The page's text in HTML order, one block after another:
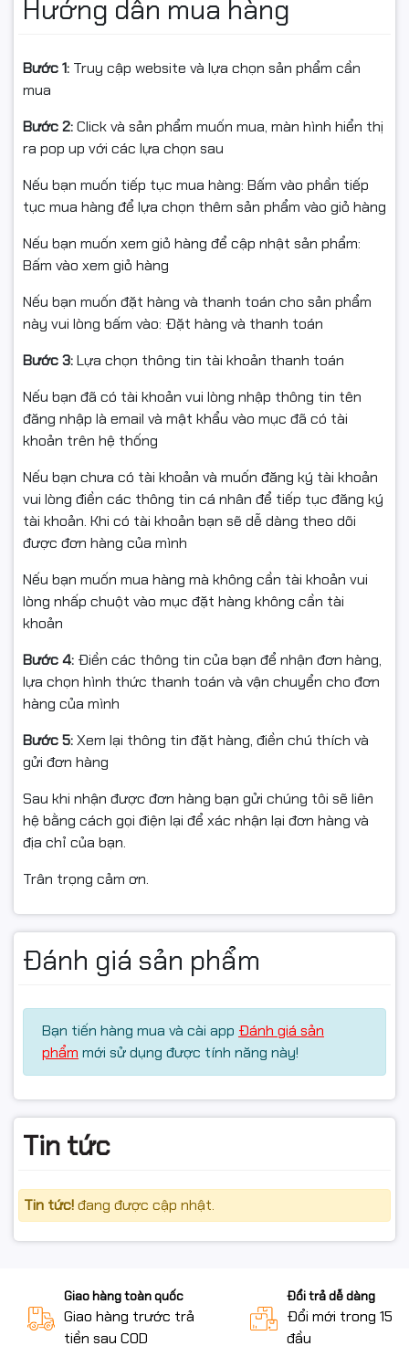
Hướng dẫn mua hàng
Bước 1: Truy cập website và lựa chọn sản phẩm cần
mua
Bước 2:Click và sản phẩm muốn mua, màn hình hiển thị
ra pop up với các lựa chọn sau
Nếu bạn muốn tiếp tục mua hàng: Bấm vào phần tiếp
tục mua hàng để lựa chọn thêm sản phẩm vào giỏ hàng
Nếu bạn muốn xem giỏ hàng để cập nhật sản phẩm:
Bấm vào xem giỏ hàng
Nếu bạn muốn đặt hàng và thanh toán cho sản phẩm
này vui lòng bấm vào: Đặt hàng và thanh toán
Bước 3:Lựa chọn thông tin tài khoản thanh toán
Nếu bạn đã có tài khoản vui lòng nhập thông tin tên
đăng nhập là email và mật khẩu vào mục đã có tài
khoản trên hệ thống
Nếu bạn chưa có tài khoản và muốn đăng ký tài khoản
vui lòng điền các thông tin cá nhân để tiếp tục đăng ký
tài khoản. Khi có tài khoản bạn sẽ dễ dàng theo dõi
được đơn hàng của mình
Nếu bạn muốn mua hàng mà không cần tài khoản vui
lòng nhấp chuột vào mục đặt hàng không cần tài
khoản
Bước 4: Điền các thông tin của bạn để nhận đơn hàng,
lựa chọn hình thức thanh toán và vận chuyển cho đơn
hàng của mình
Bước 5:Xem lại thông tin đặt hàng, điền chú thích và
gửi đơn hàng
Sau khi nhận được đơn hàng bạn gửi chúng tôi sẽ liên
hệ bằng cách gọi điện lại để xác nhận lại đơn hàng và
địa chỉ của bạn.
Trân trọng cảm ơn.
Đánh giá sản phẩm
Bạn tiến hàng mua và cài app Đánh giá sản
phẩm mới sử dụng được tính năng này!
Tin tức
Tin tức!đang được cập nhật.
Giao hàng toàn quốc
Giao hàng trước trả
tiền sau COD
Đổi trả dễ dàng
Đổi mới trong 15
đầu